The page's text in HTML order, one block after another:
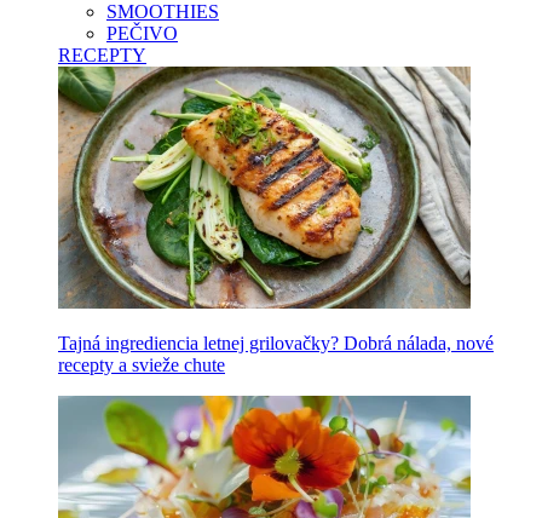
SMOOTHIES
PEČIVO
RECEPTY
Tajná ingrediencia letnej grilovačky? Dobrá nálada, nové
recepty a svieže chute